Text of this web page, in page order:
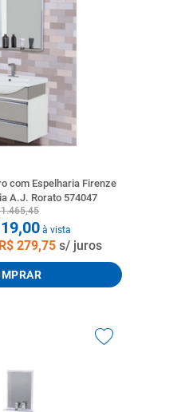
com Espelharia Firenze
A.J. Rorato 574047
1.465,45
,00 à vista
R$ 279,75s/ juros